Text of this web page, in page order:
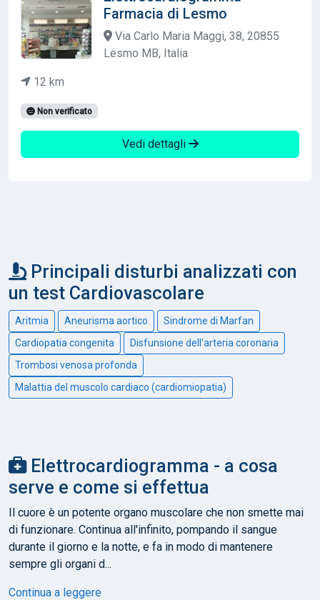
Farmacia di Lesmo
Via Carlo Maria Maggi, 38, 20855
Lesmo MB, Italia
12 km
Non verificato
Vedi dettagli
Principali disturbi analizzati con
un test Cardiovascolare
Aritmia Aneurisma aortico
Sindrome di Marfan
Cardiopatia congenita
Disfunsione dell'arteria coronaria
Trombosi venosa profonda
Malattia del muscolo cardiaco (cardiomiopatia)
Elettrocardiogramma - a cosa
serve e come si effettua
Il cuore è un potente organo muscolare che non smette mai
di funzionare. Continua all'infinito, pompando il sangue
durante il giorno e la notte, e fa in modo di mantenere
sempre gli organi d...
Continua a leggere